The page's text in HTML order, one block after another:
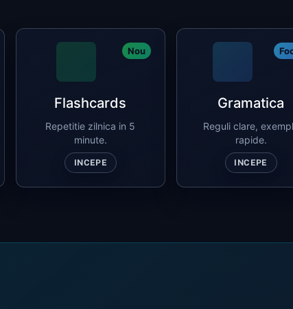
Nou
Flashcards
Repetitie zilnica in 5
minute.
INCEPE
Gramatica
Reguli clare,
rapide.
INCEPE